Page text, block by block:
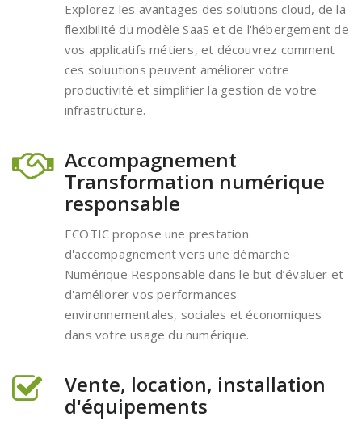
Explorez les avantages des solutions cloud, de la
flexibilité du modèle SaaS et de l'hébergement de
vos applicatifs métiers, et découvrez comment
ces soluutions peuvent améliorer votre
productivité et simplifier la gestion de votre
infrastructure.
Accompagnement
Transformation numérique
responsable
ECOTIC propose une prestation
d'accompagnement vers une démarche
Numérique Responsable dans le but d’évaluer et
d'améliorer vos performances
environnementales, sociales et économiques
dans votre usage du numérique.
Vente, location, installation
d'équipements